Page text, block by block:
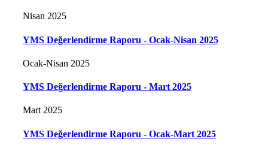
Nisan 2025
YMS Değerlendirme Raporu - Ocak-Nisan 2025
Ocak-Nisan 2025
YMS Değerlendirme Raporu - Mart 2025
Mart 2025
YMS Değerlendirme Raporu - Ocak-Mart 2025